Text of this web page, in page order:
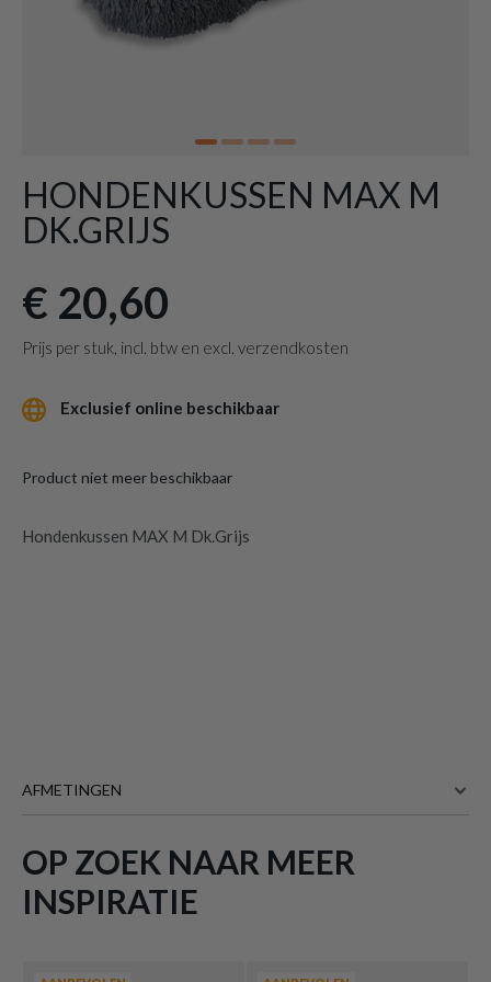
HONDENKUSSEN MAX M
DK.GRIJS
€ 20,60
Prijs per stuk, incl. btw en excl. verzendkosten
Exclusief online beschikbaar
Product niet meer beschikbaar
Hondenkussen MAX M Dk.Grijs
AFMETINGEN
BREEDTE 87 cm
HOOGTE
OP ZOEK NAAR MEER
INSPIRATIE